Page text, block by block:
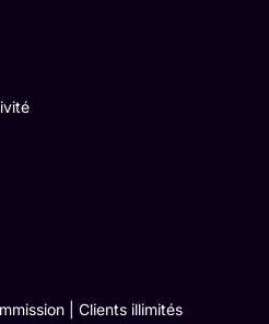
| Clients illimités